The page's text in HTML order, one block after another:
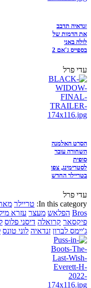
זנדאיה תדבב
את הדמות של
לולה באני
בספייס ג'אם 2
עדי פרל
הסרט האלמנה
השחורה עובר
סופית
לסטרימינג, צפו
בטריילר החדש
עדי פרל
In this category: טריילר
Bros הפלאש מעצר עזרא
פיקסאר קרואלה דיסני פלוס
ג'יימס לברון זנדאיה לוני טונס